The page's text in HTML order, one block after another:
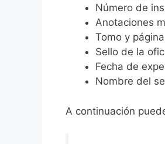
Número de
Anotaciones
Tomo y
Sello de la
Fecha de
Nombre del
A continuación